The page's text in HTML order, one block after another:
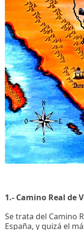
1.- Camino Real de
Se trata del Camino
España, y quizá el